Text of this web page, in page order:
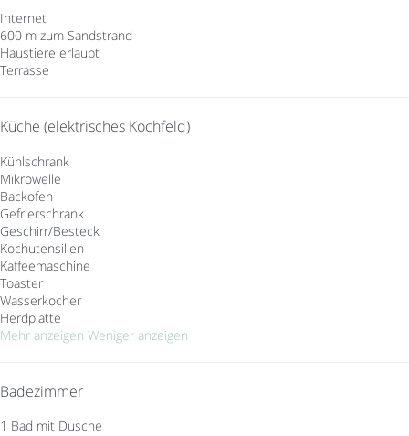
Internet
600 m zum Sandstrand
Haustiere erlaubt
Terrasse
Küche (elektrisches Kochfeld)
Kühlschrank
Mikrowelle
Backofen
Gefrierschrank
Geschirr/Besteck
Kochutensilien
Kaffeemaschine
Toaster
Wasserkocher
Herdplatte
Mehr anzeigen Weniger anzeigen
Badezimmer
1 Bad mit Dusche